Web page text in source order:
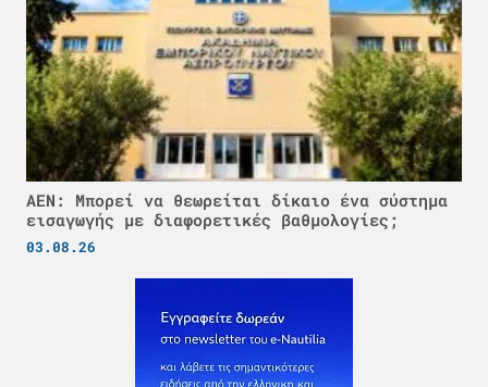
ΑΕΝ: Μπορεί να θεωρείται δίκαιο ένα σύστημα
εισαγωγής με διαφορετικές βαθμολογίες;
03.08.26